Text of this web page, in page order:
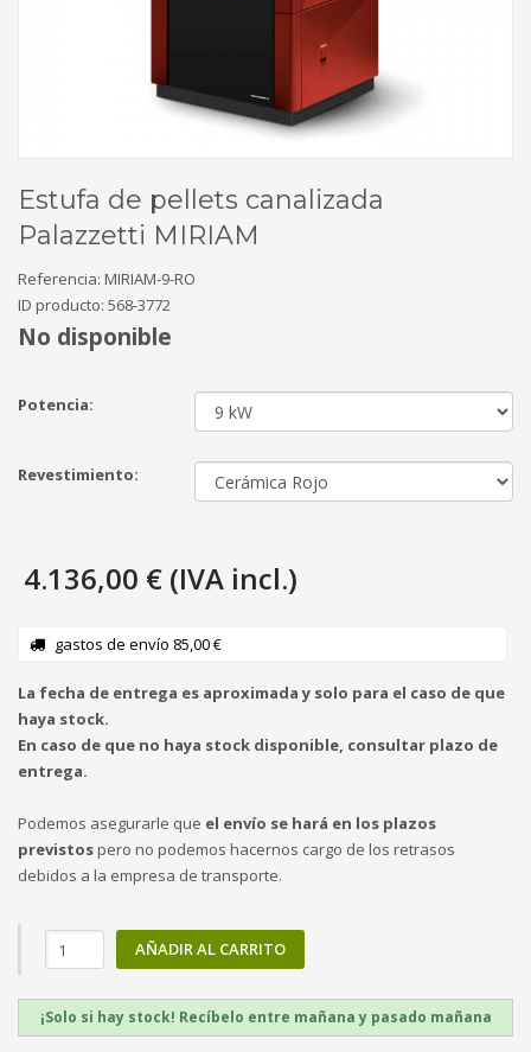
Estufa de pellets canalizada
Palazzetti MIRIAM
Referencia: MIRIAM-9-RO
ID producto: 568-3772
No disponible
Potencia:
Revestimiento:
4.136,00 € (IVA incl.)
gastos de envío 85,00 €
La fecha de entrega es aproximada y solo para el caso de que
haya stock.
En caso de que no haya stock disponible, consultar plazo de
entrega.
Podemos asegurarle que el envío se hará en los plazos
previstospero no podemos hacernos cargo de los retrasos
debidos a la empresa de transporte.
AÑADIR AL CARRITO
¡Solo si hay stock! Recíbelo entre mañana y pasado mañana